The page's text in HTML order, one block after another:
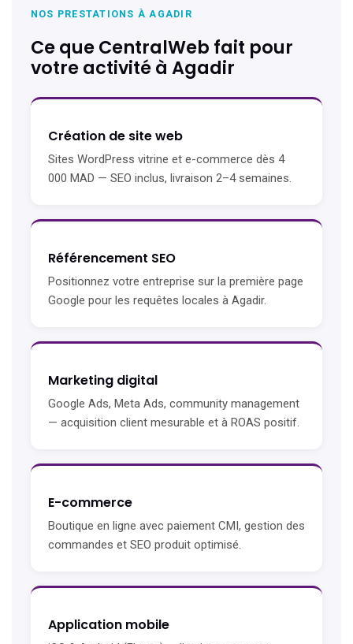
NOS PRESTATIONS À AGADIR
Ce que CentralWeb fait pour
votre activité à Agadir
Création de site web
Sites WordPress vitrine et e-commerce dès 4
000 MAD — SEO inclus, livraison 2–4 semaines.
Référencement SEO
Positionnez votre entreprise sur la première page
Google pour les requêtes locales à Agadir.
Marketing digital
Google Ads, Meta Ads, community management
— acquisition client mesurable et à ROAS positif.
E-commerce
Boutique en ligne avec paiement CMI, gestion des
commandes et SEO produit optimisé.
Application mobile